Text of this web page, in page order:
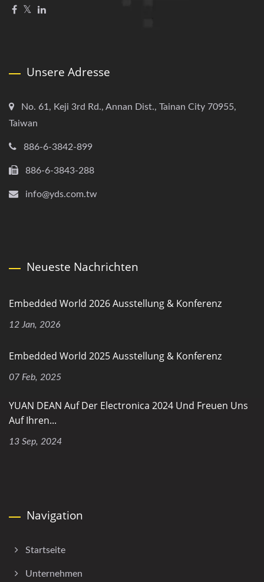
Unsere Adresse
No. 61, Keji 3rd Rd., Annan Dist., Tainan City 70955,
Taiwan
886-6-3842-899
886-6-3843-288
info@yds.com.tw
Neueste Nachrichten
Embedded World 2026 Ausstellung & Konferenz
12 Jan, 2026
Embedded World 2025 Ausstellung & Konferenz
07 Feb, 2025
YUAN DEAN Auf Der Electronica 2024 Und Freuen Uns
Auf Ihren...
13 Sep, 2024
Navigation
Startseite
Unternehmen